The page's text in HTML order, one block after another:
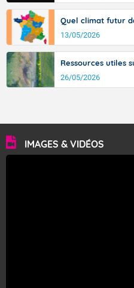
Quel climat futur
13/05/2026
Ressources utiles
26/05/2026
IMAGES & VIDÉOS